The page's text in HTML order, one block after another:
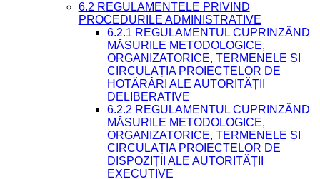
6.2 REGULAMENTELE PRIVIND
PROCEDURILE ADMINISTRATIVE
6.2.1 REGULAMENTUL CUPRINZÂND
MĂSURILE METODOLOGICE,
ORGANIZATORICE, TERMENELE ȘI
CIRCULAȚIA PROIECTELOR DE
HOTĂRÂRI ALE AUTORITĂȚII
DELIBERATIVE
6.2.2 REGULAMENTUL CUPRINZÂND
MĂSURILE METODOLOGICE,
ORGANIZATORICE, TERMENELE ȘI
CIRCULAȚIA PROIECTELOR DE
DISPOZIȚII ALE AUTORITĂȚII
EXECUTIVE